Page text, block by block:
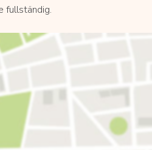
fullständig.